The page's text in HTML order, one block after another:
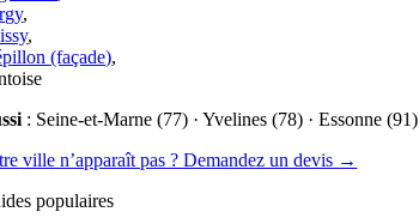
,
,
(façade),
: Seine-et-Marne (77) · Yvelines (78) · Essonne (91)
ville n’apparaît pas ? Demandez un devis →
populaires